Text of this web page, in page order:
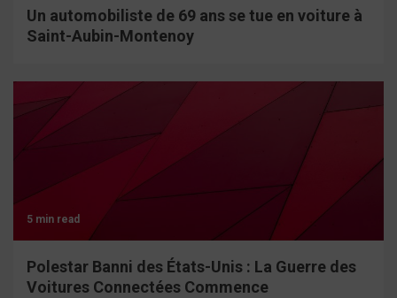
Un automobiliste de 69 ans se tue en voiture à
Saint-Aubin-Montenoy
5 min read
Polestar Banni des États-Unis : La Guerre des
Voitures Connectées Commence